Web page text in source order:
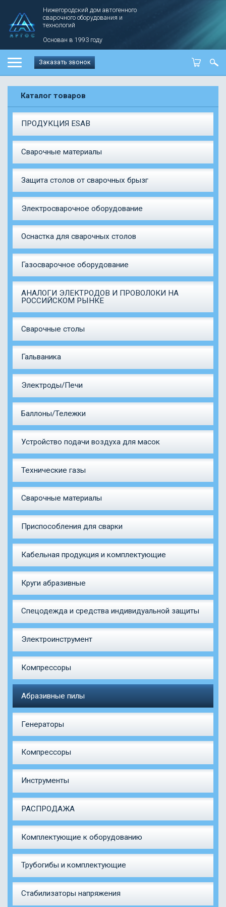
Нижегородский дом автогенного
сварочного оборудования и
технологий
Основан в 1993 году
Заказать звонок
Каталог товаров
ПРОДУКЦИЯ ESAB
Сварочные материалы
Защита столов от сварочных брызг
Электросварочное оборудование
Оснастка для сварочных столов
Газосварочное оборудование
АНАЛОГИ ЭЛЕКТРОДОВ И ПРОВОЛОКИ НА
РОССИЙСКОМ РЫНКЕ
Сварочные столы
Гальваника
Электроды/Печи
Баллоны/Тележки
Устройство подачи воздуха для масок
Технические газы
Сварочные материалы
Приспособления для сварки
Кабельная продукция и комплектующие
Круги абразивные
Спецодежда и средства индивидуальной защиты
Электроинструмент
Компрессоры
Абразивные пилы
Генераторы
Компрессоры
Инструменты
РАСПРОДАЖА
Комплектующие к оборудованию
Трубогибы и комплектующие
Стабилизаторы напряжения